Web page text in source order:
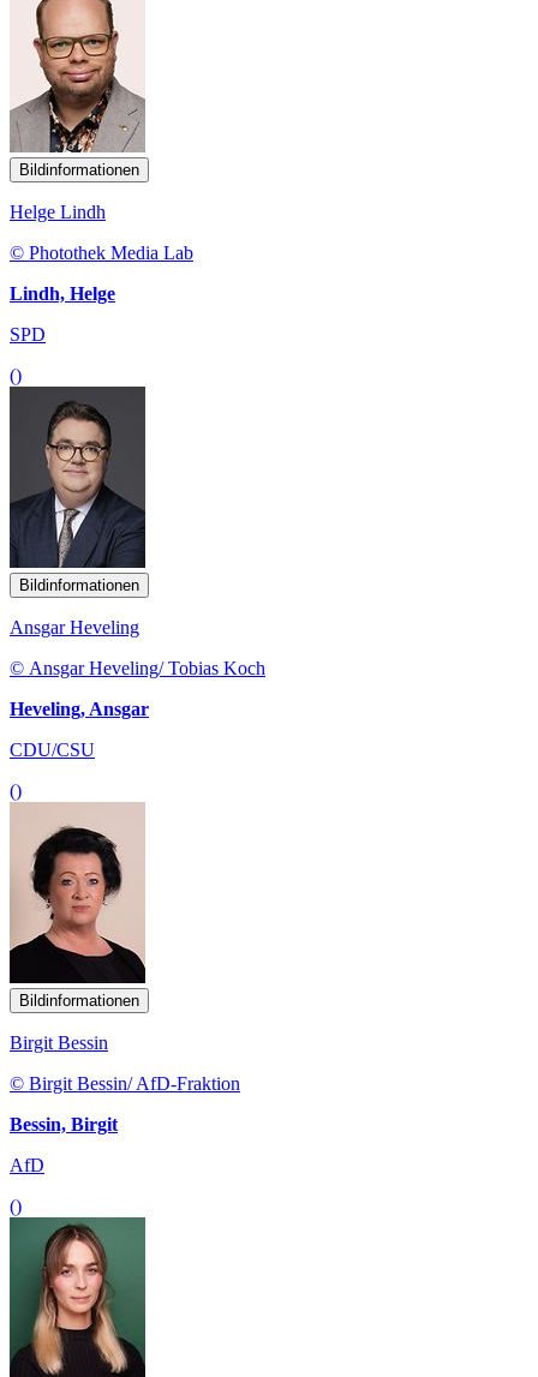
Bildinformationen
Helge Lindh
© Photothek Media Lab
Lindh, Helge
SPD
()
Bildinformationen
Ansgar Heveling
© Ansgar Heveling/ Tobias Koch
Heveling, Ansgar
CDU/CSU
()
Bildinformationen
Birgit Bessin
© Birgit Bessin/ AfD-Fraktion
Bessin, Birgit
AfD
()